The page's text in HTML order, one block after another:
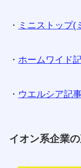
・ ミニストップ(
・ ホームワイド
・ ウエルシア記
イオン系企業